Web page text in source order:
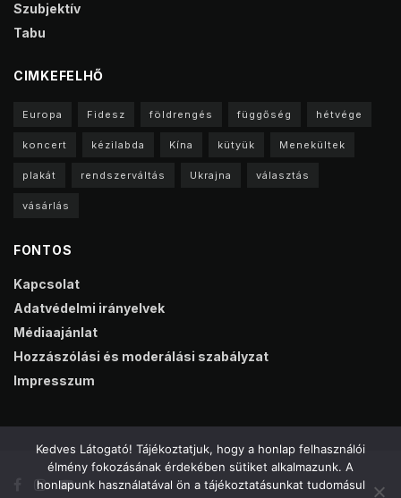
Szubjektív
Tabu
CIMKEFELHŐ
Europa Fidesz földrengés függőség hétvége
koncert kézilabda Kína kütyük Menekültek
plakát rendszerváltás Ukrajna választás
vásárlás
FONTOS
Kapcsolat
Adatvédelmi irányelvek
Médiaajánlat
Hozzászólási és moderálási szabályzat
Impresszum
Kedves Látogató! Tájékoztatjuk, hogy a honlap felhasználói
élmény fokozásának érdekében sütiket alkalmazunk. A
honlapunk használatával ön a tájékoztatásunkat tudomásul